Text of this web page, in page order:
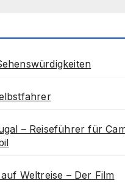
– Reiseführer für
Weltreise – Der Film